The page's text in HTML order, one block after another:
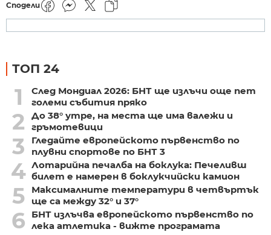
Сподели
ТОП 24
1
След Мондиал 2026: БНТ ще излъчи още пет
големи събития пряко
2
До 38° утре, на места ще има валежи и
гръмотевици
3
Гледайте европейското първенство по
плувни спортове по БНТ 3
4 Лотарийна печалба на боклука: Печеливш
билет е намерен в боклукчийски камион
5
Максималните температури в четвъртък
ще са между 32° и 37°
6
БНТ излъчва европейското първенство по
лека атлетика - вижте програмата